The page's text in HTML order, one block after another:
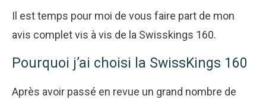
Il est temps pour moi de vous faire part de mon
avis complet vis à vis de la Swisskings 160.
Pourquoi j’ai choisi la SwissKings 160
Après avoir passé en revue un grand nombre de